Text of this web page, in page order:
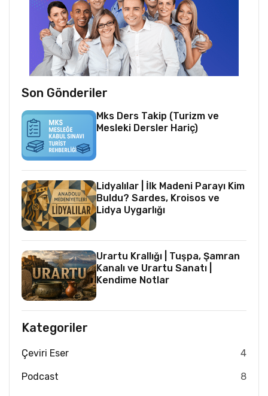
Son Gönderiler
Mks Ders Takip (Turizm ve
Mesleki Dersler Hariç)
Lidyalılar | İlk Madeni Parayı Kim
Buldu? Sardes, Kroisos ve
Lidya Uygarlığı
Urartu Krallığı | Tuşpa, Şamran
Kanalı ve Urartu Sanatı |
Kendime Notlar
Kategoriler
Çeviri Eser 4
Podcast 8